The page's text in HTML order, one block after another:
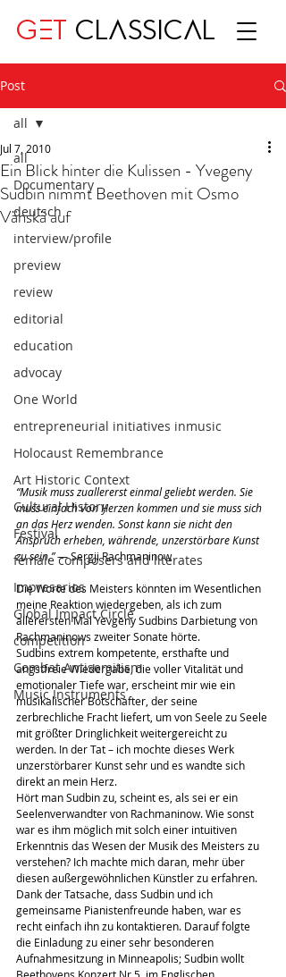
GET CLASSICAL
Post
all
Documentary
deutsch
interview/profile
preview
review
editorial
education
advocay
One World
entrepreneurial initiatives inmusic
Holocaust Remembrance
Art Historic Context
Cultural History
Festival
female composers and literates
Impresarios
Global Impact Circle
competition
Combat Antisemitism
Music Instruments
all
Ein Blick hinter die Kulissen - Yvegeny
Sudbin nimmt Beethoven mit Osmo
Vänskä auf
Jul 7, 2010
“Musik muss zuallererst einmal geliebt werden. Sie
muss einfach von Herzen kommen und sie muss sich
an das Herz wenden. Sonst kann sie nicht den
Anspruch erheben, währende, unzerstörbare Kunst
zu sein.” — Sergji Rachmaninow
Die Worte des Meisters könnten im Wesentlichen
meine Reaktion wiedergeben, als ich zum
allerersten Mal Yevgeny Sudbins Darbietung von
Rachmaninows zweiter Sonate hörte.
Sudbins extrem kompetente, ersthafte und
angstfreie Wiedergabe, die voller Vitalität und
emotionaler Tiefe war, erscheint mir wie ein
musikalischer Botschafter, der seine
zerbrechliche Fracht liefert, um von Seele zu Seele
mit größter Dringlichkeit weitergereicht zu
werden. In der Tat – ich mochte dieses Werk
unzerstörbarer Kunst sehr und es wandte sich
direkt an mein Herz.
Hört man Sudbin zu, scheint es, als sei er ein
Seelenverwandter von Rachmaninow. Wie sonst
war es ihm möglich mit solch einer intuitiven
Erkenntnis das Wesen der Musik des Meisters zu
verstehen? Ich machte mich daran, mehr über
diesen außergewöhnlichen Künstler zu erfahren.
Dank der Tatsache, dass Sudbin und ich
gemeinsame Pianistenfreunde haben, war es
recht einfach ihn zu kontaktieren. Darauf folgte
die Einladung zu einer sehr besonderen
Aufnahmesitzung in Minneapolis; Sudbin wollt